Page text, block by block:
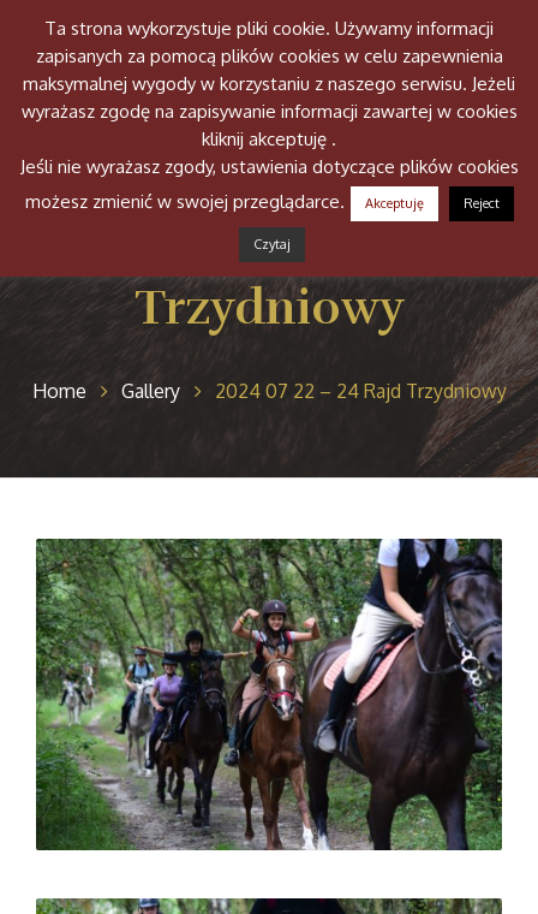
2024 07 22 – 24 Rajd
Trzydniowy
Home Gallery 2024 07 22 – 24 Rajd Trzydniowy
Ta strona wykorzystuje pliki cookie. Używamy informacji
zapisanych za pomocą plików cookies w celu zapewnienia
maksymalnej wygody w korzystaniu z naszego serwisu. Jeżeli
wyrażasz zgodę na zapisywanie informacji zawartej w cookies
kliknij akceptuję .
Jeśli nie wyrażasz zgody, ustawienia dotyczące plików cookies
możesz zmienić w swojej przeglądarce.
Akceptuję Reject
Czytaj